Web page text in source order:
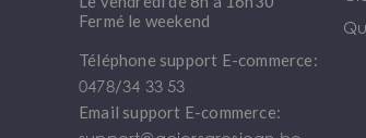
Fermé le weekend
Téléphone support E-commerce:
0478/34 33 53
Email support E-commerce: